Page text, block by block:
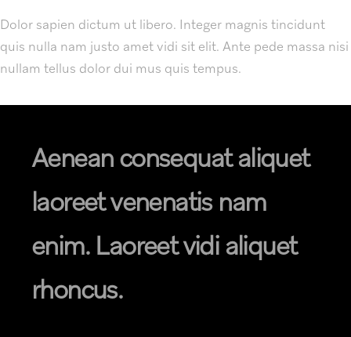
Dolor sapien dictum ut libero. Integer magnis tincidunt
quis nulla nam justo amet vidi sit elit. Ante pede massa nisi
nullam tellus dolor dui mus quis tempus.
Aenean consequat aliquet
laoreet venenatis nam
enim. Laoreet vidi aliquet
rhoncus.